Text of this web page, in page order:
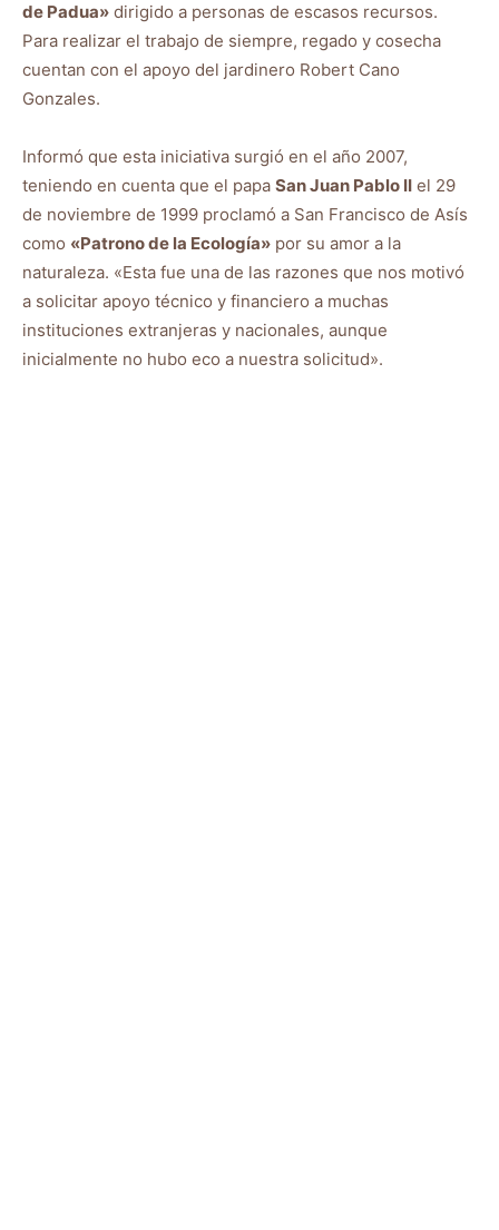
de Padua» dirigido a personas de escasos recursos.
Para realizar el trabajo de siempre, regado y cosecha
cuentan con el apoyo del jardinero Robert Cano
Gonzales.
Informó que esta iniciativa surgió en el año 2007,
teniendo en cuenta que el papa San Juan Pablo II el 29
de noviembre de 1999 proclamó a San Francisco de Asís
como «Patrono de la Ecología» por su amor a la
naturaleza. «Esta fue una de las razones que nos motivó
a solicitar apoyo técnico y financiero a muchas
instituciones extranjeras y nacionales, aunque
inicialmente no hubo eco a nuestra solicitud».